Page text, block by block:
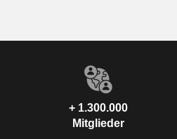
+ 1.300.000
Mitglieder